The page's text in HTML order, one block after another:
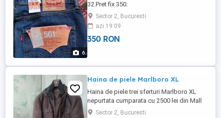
6
32.Pret fix 350.
Sector 2, Bucuresti
azi 19:09
350 RON
Haina de piele Marlboro XL
Haina de piele trei sferturi Marlboro XL
nepurtata cumparata cu 2500 lei din Mall
Vitan acum 15 ani,pastrata in husa.
Sector 2, Bucuresti